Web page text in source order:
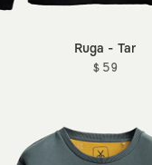
Ruga - Tar
$ 59